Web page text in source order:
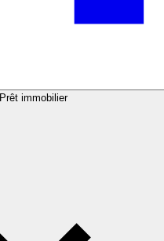
Prêt immobilier